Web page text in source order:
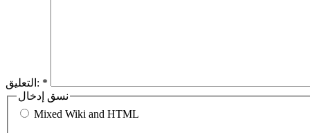
التعليق: *
نسق إدخال
Mixed Wiki and HTML